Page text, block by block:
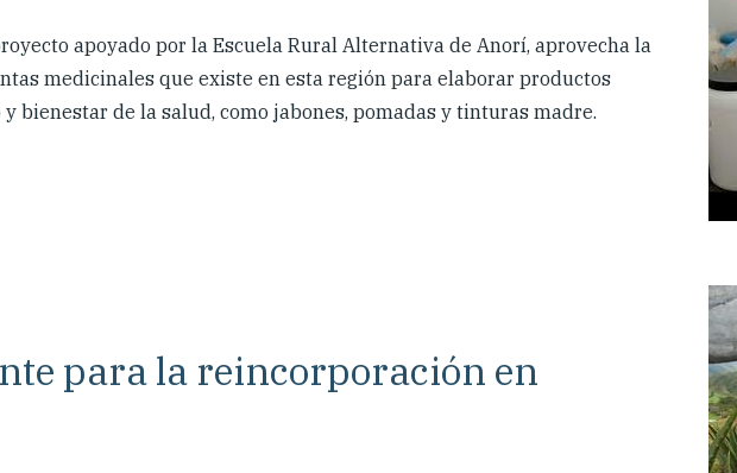
apoyado por la Escuela Rural Alternativa de Anorí, aprovecha la
medicinales que existe en esta región para elaborar productos
bienestar de la salud, como jabones, pomadas y tinturas madre.
para la reincorporación en